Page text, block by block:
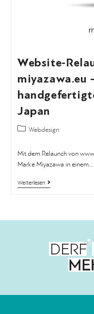
Website-
miyazawa.eu
Japan
Webdesign
Mit dem Relaunch von
Marke Miyazawa in einem…
Weiterlesen